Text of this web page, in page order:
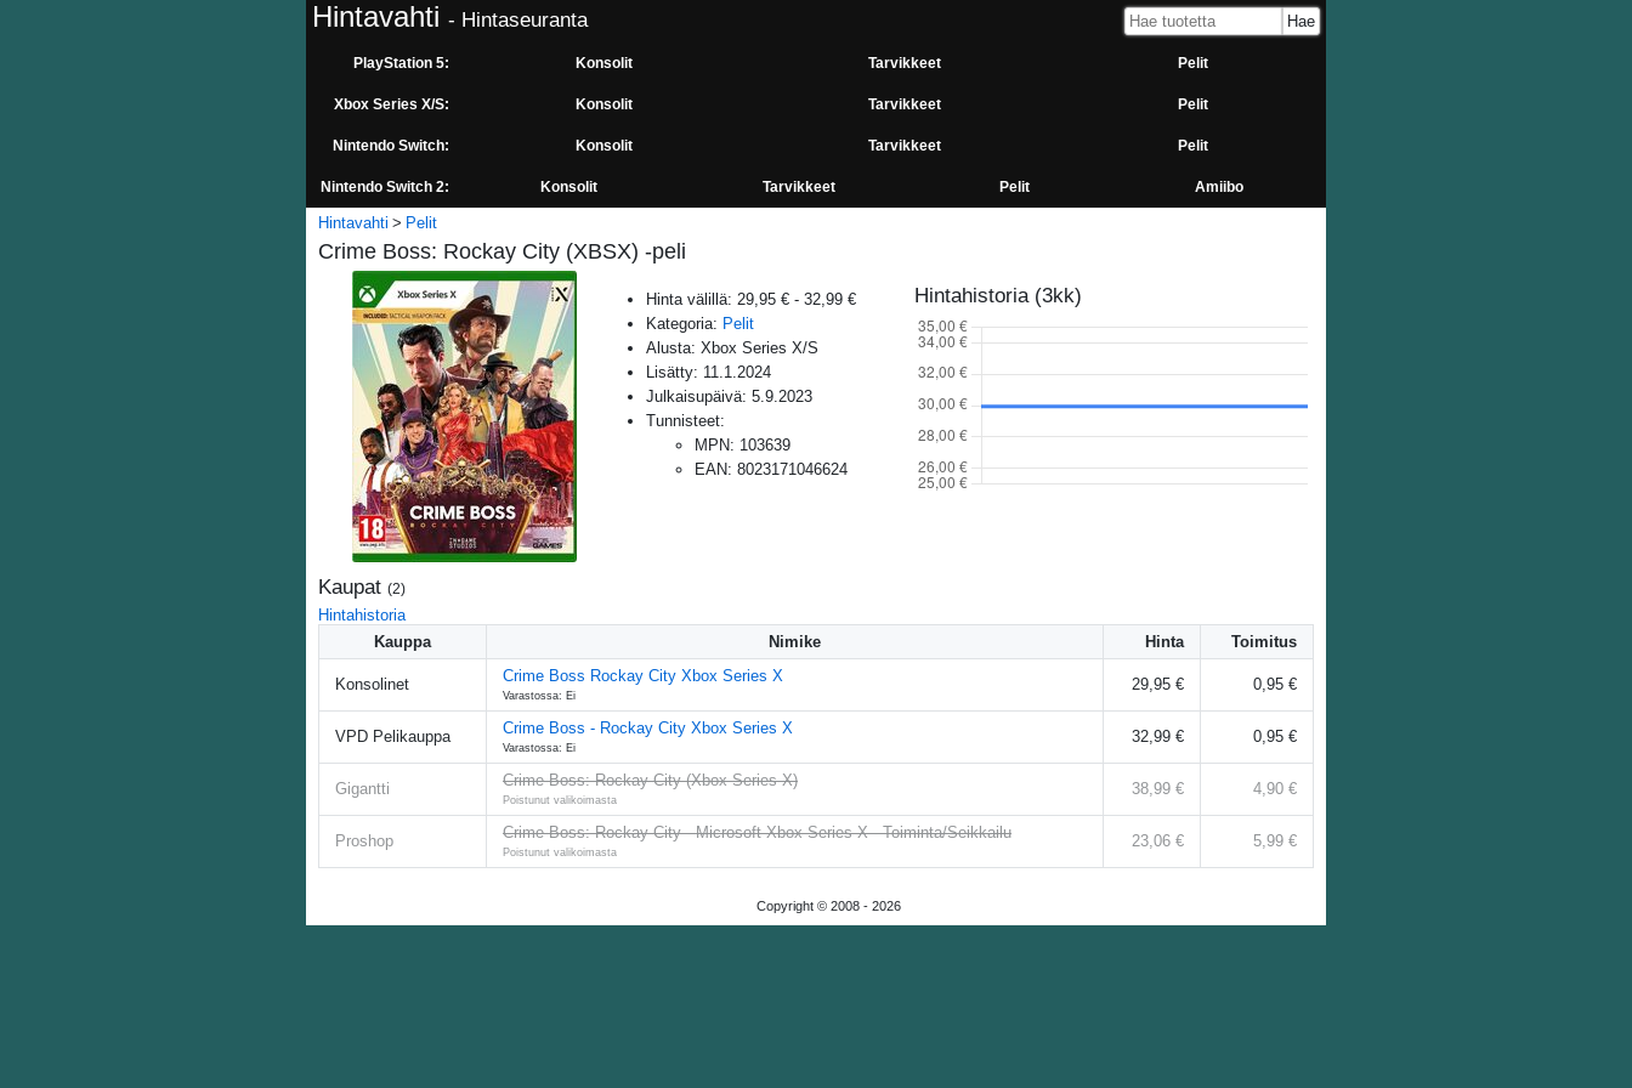
Hintavahti - Hintaseuranta
PlayStation 5: Konsolit Tarvikkeet Pelit
Xbox Series X/S: Konsolit Tarvikkeet Pelit
Nintendo Switch: Konsolit Tarvikkeet Pelit
Nintendo Switch 2: Konsolit Tarvikkeet Pelit Amiibo
Hintavahti Pelit
Crime Boss: Rockay City (XBSX) -peli
Hinta välillä: 29,95 € - 32,99 €
Kategoria: Pelit
Alusta: Xbox Series X/S
Lisätty: 11.1.2024
Julkaisupäivä: 5.9.2023
Tunnisteet:
MPN: 103639
EAN: 8023171046624
Hintahistoria (3kk)
Kaupat (2)
Hintahistoria
Kauppa
Nimike Hinta Toimitus
Konsolinet Crime Boss Rockay City Xbox Series X
Varastossa: Ei
29,95 € 0,95 €
VPD Pelikauppa Crime Boss - Rockay City Xbox Series X
Varastossa: Ei
32,99 € 0,95 €
Gigantti Crime Boss: Rockay City (Xbox Series X)
Poistunut valikoimasta
38,99 € 4,90 €
Proshop Crime Boss: Rockay City - Microsoft Xbox Series X - Toiminta/Seikkailu
Poistunut valikoimasta
23,06 € 5,99 €
Copyright © 2008 - 2026